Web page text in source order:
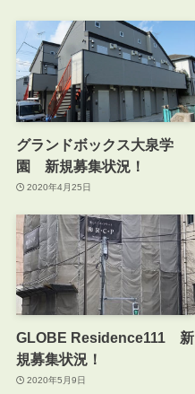
グランドボックス大泉学
園 新規募集状況！
2020年4月25日
GLOBE Residence111 新
規募集状況！
2020年5月9日